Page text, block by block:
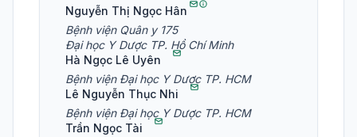
Nguyễn Thị Ngọc Hân
Bệnh viện Quân y 175
Đại học Y Dược TP. Hồ Chí Minh
Hà Ngọc Lê Uyên
Bệnh viện Đại học Y Dược TP. HCM
Lê Nguyễn Thục Nhi
Bệnh viện Đại học Y Dược TP. HCM
Trần Ngọc Tài